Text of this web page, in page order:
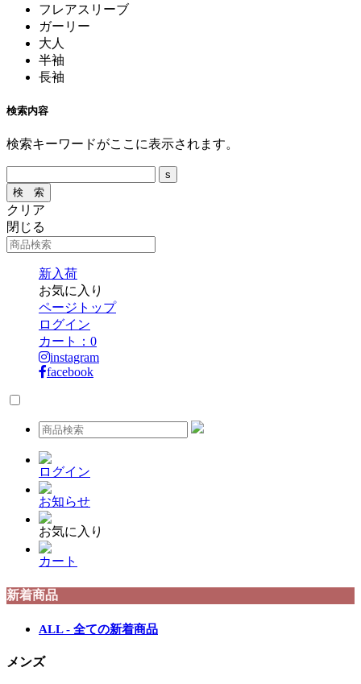
フレアスリーブ
ガーリー
大人
半袖
長袖
検索内容
検索キーワードがここに表示されます。
クリア
閉じる
新入荷
お気に入り
ページトップ
ログイン
カート： 0
instagram
facebook
ログイン
お知らせ
お気に入り
カート
新着商品
ALL - 全ての新着商品
メンズ